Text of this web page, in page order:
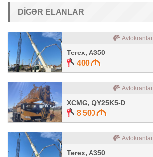
DIGƏR ELANLAR
Avtokranlar
Terex, A350
400
Avtokranlar
XCMG, QY25K5-D
8 500
Avtokranlar
Terex, A350